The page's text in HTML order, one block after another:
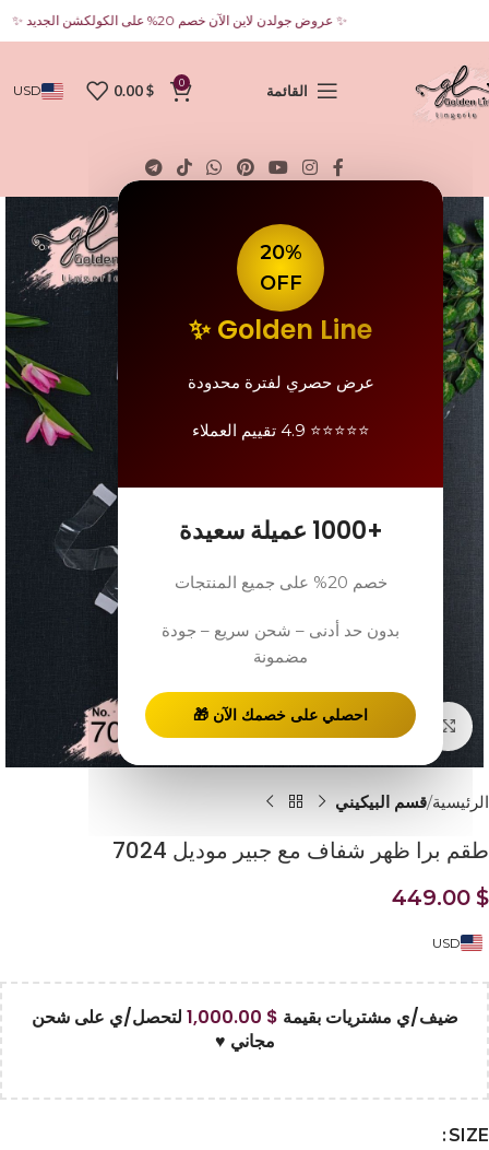
20%
OFF
Golden Line ✨
عرض حصري لفترة محدودة
⭐⭐⭐⭐⭐ 4.9 تقييم العملاء
+1000 عميلة سعيدة
خصم 20% على جميع المنتجات
بدون حد أدنى – شحن سريع – جودة
مضمونة
احصلي على خصمك الآن 🎁
✨ عروض جولدن لاين الآن خصم 20% على الكولكشن الجديد ✨ ✨ عروض جولدن لاين الآن خصم 20% على الكولكشن الجديد ✨ ✨ عروض جولدن لاين الآن خصم 20% على الكولكشن الجديد ✨
القائمة 0
0.00$
USD
Click to enlarge
الرئيسية قسم البيكيني
طقم برا ظهر شفاف مع جبير موديل 7024
449.00 $
USD
ضيف/ي مشتريات بقيمة 1,000.00 $
لتحصل/ي على شحن
مجاني ♥
SIZE